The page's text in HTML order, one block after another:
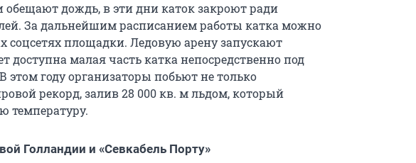
обещают дождь, в эти дни каток закроют ради
За дальнейшим расписанием работы катка можно
соцсетях площадки. Ледовую арену запускают
доступна малая часть катка непосредственно под
этом году организаторы побьют не только
рекорд, залив 28 000 кв. м льдом, который
температуру.
Голландии и «Севкабель Порту»